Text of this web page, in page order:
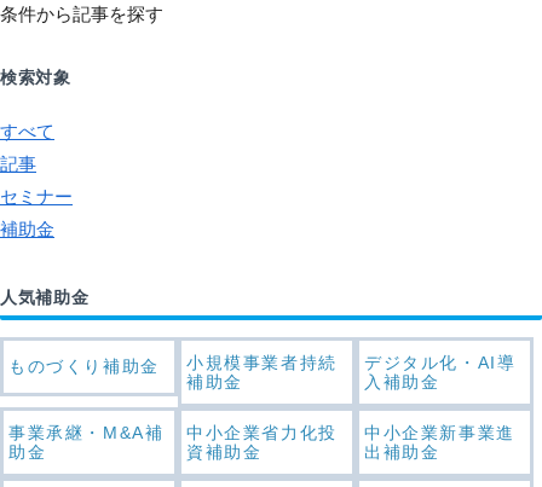
条件から記事を探す
検索対象
すべて
記事
セミナー
補助金
人気補助金
ものづくり補助金
小規模事業者持続
補助金
デジタル化・AI導
入補助金
事業承継・M&A補
助金
中小企業省力化投
資補助金
中小企業新事業進
出補助金